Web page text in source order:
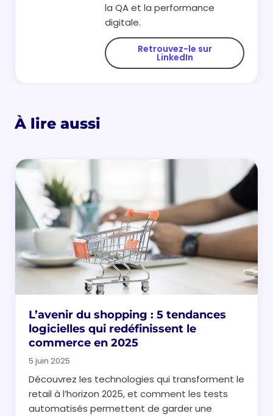
la QA et la performance
digitale.
Retrouvez-le sur
LinkedIn
À lire aussi
L’avenir du shopping : 5 tendances
logicielles qui redéfinissent le
commerce en 2025
5 juin 2025
Découvrez les technologies qui transforment le
retail à l’horizon 2025, et comment les tests
automatisés permettent de garder une